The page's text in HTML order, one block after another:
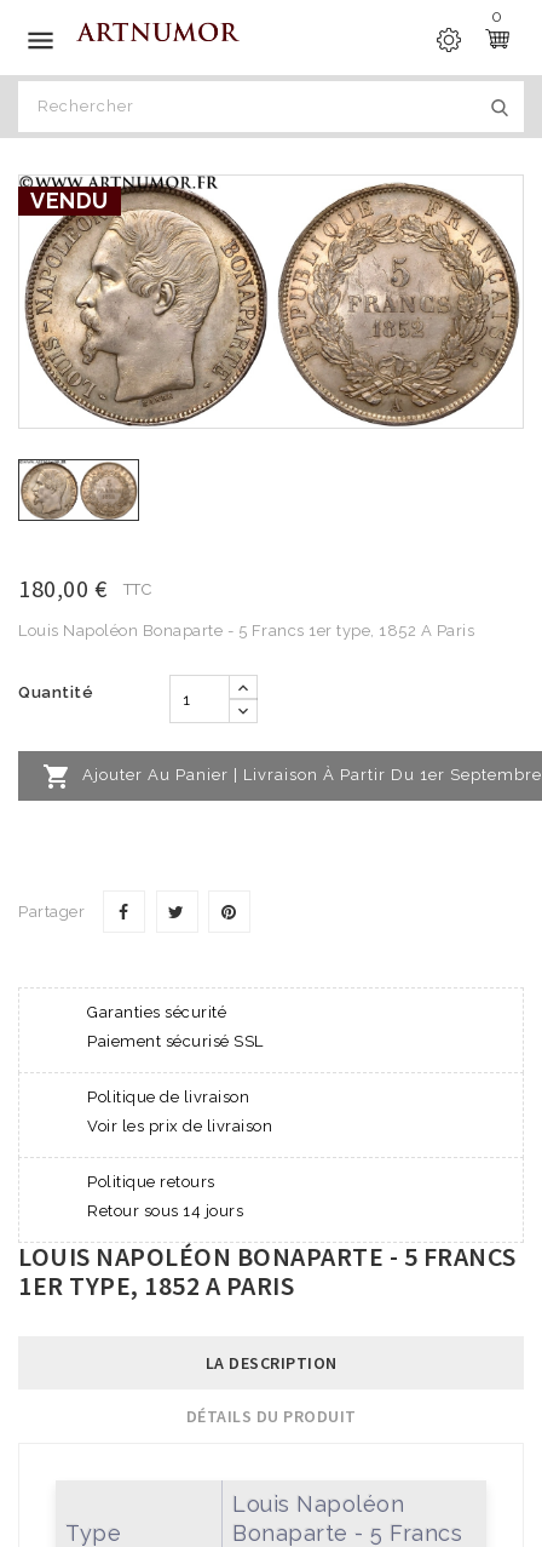

0
VENDU
180,00 € TTC
Louis Napoléon Bonaparte - 5 Francs 1er type, 1852 A Paris
Quantité
 Ajouter Au Panier | Livraison À Partir Du 1er Septembre
Partager
Garanties sécurité
Paiement sécurisé SSL
Politique de livraison
Voir les prix de livraison
Politique retours
Retour sous 14 jours
LOUIS NAPOLÉON BONAPARTE - 5 FRANCS
1ER TYPE, 1852 A PARIS
LA DESCRIPTION
DÉTAILS DU PRODUIT
Type
Louis Napoléon
Bonaparte - 5 Francs